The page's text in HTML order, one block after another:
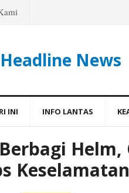
News
INI INFO LANTAS